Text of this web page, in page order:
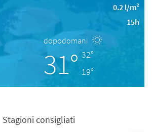
0.2 l/m²
15h
dopodomani
31° 32°
19°
Stagioni consigliati